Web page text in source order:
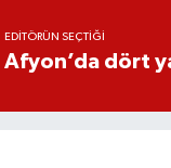
EDITÖRÜN SEÇTIĞI
Afyon’da dört